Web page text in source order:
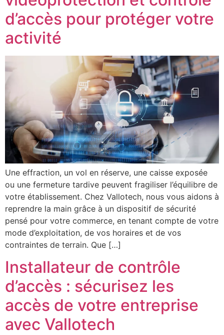
d’accès pour protéger votre
activité
Une effraction, un vol en réserve, une caisse exposée
ou une fermeture tardive peuvent fragiliser l’équilibre de
votre établissement. Chez Vallotech, nous vous aidons à
reprendre la main grâce à un dispositif de sécurité
pensé pour votre commerce, en tenant compte de votre
mode d’exploitation, de vos horaires et de vos
contraintes de terrain. Que […]
Installateur de contrôle
d’accès : sécurisez les
accès de votre entreprise
avec Vallotech